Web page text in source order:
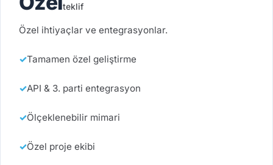
teklif
Özel ihtiyaçlar ve entegrasyonlar.
Tamamen özel geliştirme
API & 3. parti entegrasyon
Ölçeklenebilir mimari
Özel proje ekibi